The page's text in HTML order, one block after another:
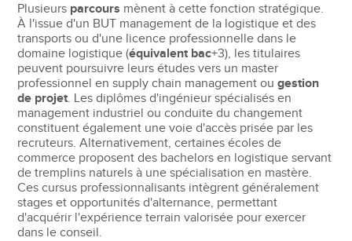
Plusieurs parcours mènent à cette fonction stratégique.
À l'issue d'un BUT management de la logistique et des
transports ou d'une licence professionnelle dans le
domaine logistique (équivalent bac+3), les titulaires
peuvent poursuivre leurs études vers un master
professionnel en supply chain management ougestion
de projet. Les diplômes d'ingénieur spécialisés en
management industriel ou conduite du changement
constituent également une voie d'accès prisée par les
recruteurs. Alternativement, certaines écoles de
commerce proposent des bachelors en logistique servant
de tremplins naturels à une spécialisation en mastère.
Ces cursus professionnalisants intègrent généralement
stages et opportunités d'alternance, permettant
d'acquérir l'expérience terrain valorisée pour exercer
dans le conseil.